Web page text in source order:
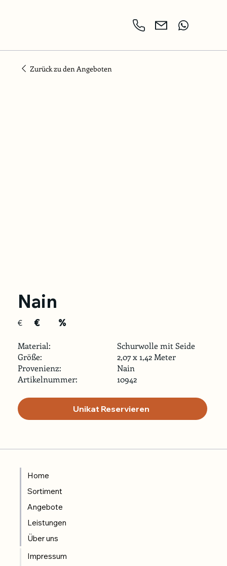
Zurück zu den Angeboten
Nain
€ € %
Material:
Größe:
Provenienz:
Artikelnummer:
Unikat Reservieren
Schurwolle mit Seide
2,07 x 1,42 Meter
Nain
10942
Home
Sortiment
Angebote
Leistungen
Über uns
Impressum